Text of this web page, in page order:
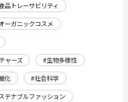
品トレーサビリティ
ーガニックコスメ
ャーズ
#生物多様性
化
#社会科学
テナブルファッション